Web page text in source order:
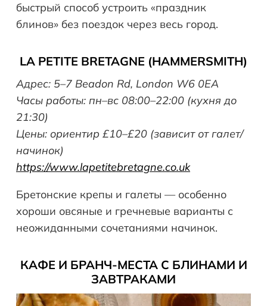
быстрый способ устроить «праздник
блинов» без поездок через весь город.
LA PETITE BRETAGNE (HAMMERSMITH)
Адрес: 5–7 Beadon Rd, London W6 0EA
Часы работы: пн–вс 08:00–22:00 (кухня до
21:30)
Цены: ориентир £10–£20 (зависит от галет/
начинок)
https://www.lapetitebretagne.co.uk
Бретонские крепы и галеты — особенно
хороши овсяные и гречневые варианты с
неожиданными сочетаниями начинок.
КАФЕ И БРАНЧ-МЕСТА С БЛИНАМИ И
ЗАВТРАКАМИ